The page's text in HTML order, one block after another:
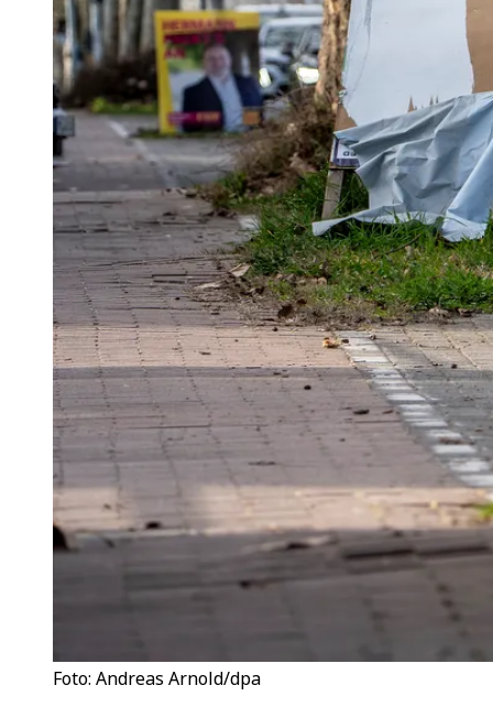
Foto: Andreas Arnold/dpa